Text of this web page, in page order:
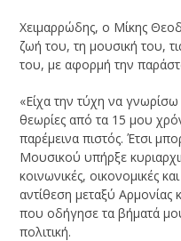
Χειμαρρώδης, ο Μίκης
ζωή του, τη μουσική του,
του, με αφορμή την
«Είχα την τύχη να
θεωρίες από τα 15 μου
παρέμεινα πιστός. Έτσι
Μουσικού υπήρξε
κοινωνικές, οικονομικές
αντίθεση μεταξύ Αρμονίας
που οδήγησε τα βήματά
πολιτική.